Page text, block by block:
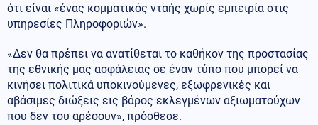
ότι είναι «ένας κομματικός νταής χωρίς εμπειρία στις
υπηρεσίες Πληροφοριών».
«Δεν θα πρέπει να ανατίθεται το καθήκον της προστασίας
της εθνικής μας ασφάλειας σε έναν τύπο που μπορεί να
κινήσει πολιτικά υποκινούμενες, εξωφρενικές και
αβάσιμες διώξεις εις βάρος εκλεγμένων αξιωματούχων
που δεν του αρέσουν», πρόσθεσε.